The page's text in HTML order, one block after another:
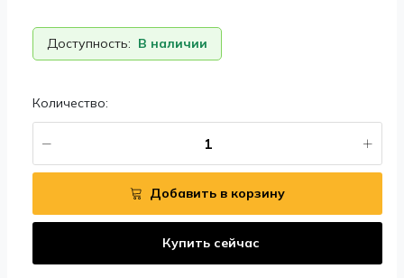
Доступность: В наличии
Количество:
Добавить в корзину
Купить сейчас